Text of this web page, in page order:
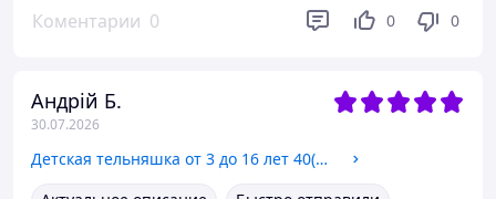
Коментарии 0 0 0
Андрій Б.
30.07.2026
Детская тельняшка от 3 до 16 лет 40(158/164)